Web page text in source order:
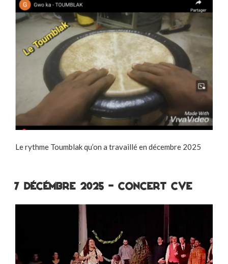
Le rythme Toumblak qu’on a travaillé en décembre 2025
7 décémbre 2025 – concert CVE